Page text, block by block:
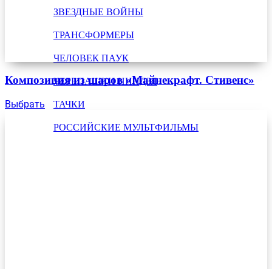
ЗВЕЗДНЫЕ ВОЙНЫ
ТРАНСФОРМЕРЫ
ЧЕЛОВЕК ПАУК
ЧЕРЕПАШКИ НИНДЗЯ
ТАЧКИ
РОССИЙСКИЕ МУЛЬТФИЛЬМЫ
Композиция из шаров «Майнекрафт. Стивенс»
Выбрать